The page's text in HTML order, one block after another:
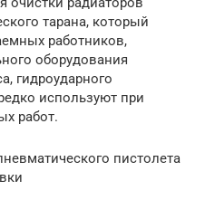
тарана, который
работников,
оборудования
гидроударного
используют при
работ.
пистолета